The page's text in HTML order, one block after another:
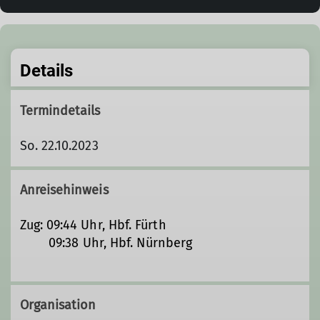
Details
Termindetails
So. 22.10.2023
Anreisehinweis
Zug: 09:44 Uhr, Hbf. Fürth
09:38 Uhr, Hbf. Nürnberg
Organisation